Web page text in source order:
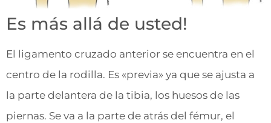
Es más allá de usted!
El ligamento cruzado anterior se encuentra en el
centro de la rodilla. Es «previa» ya que se ajusta a
la parte delantera de la tibia, los huesos de las
piernas. Se va a la parte de atrás del fémur, el